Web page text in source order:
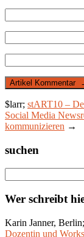
$larr; stART10 –
Social Media
kommunizieren →
suchen
Wer schreibt
Karin Janner, Berlin;
Dozentin und